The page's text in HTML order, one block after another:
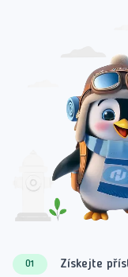
01 Získejte